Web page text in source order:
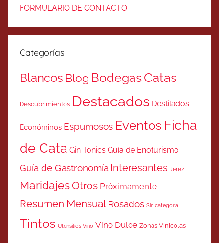
FORMULARIO DE CONTACTO.
Categorías
Blancos Blog BodegasCatas
Descubrimientos Destacados Destilados
Económinos Espumosos Eventos Ficha
de Cata Gin Tonics Guía de Enoturismo
Guía de Gastronomía Interesantes Jerez
MaridajesOtros Próximamente
Resumen Mensual Rosados Sin categoría
Tintos Utensilios Vino Vino Dulce Zonas Vinicolas